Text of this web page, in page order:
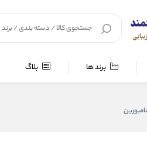
برند ها بلاگ